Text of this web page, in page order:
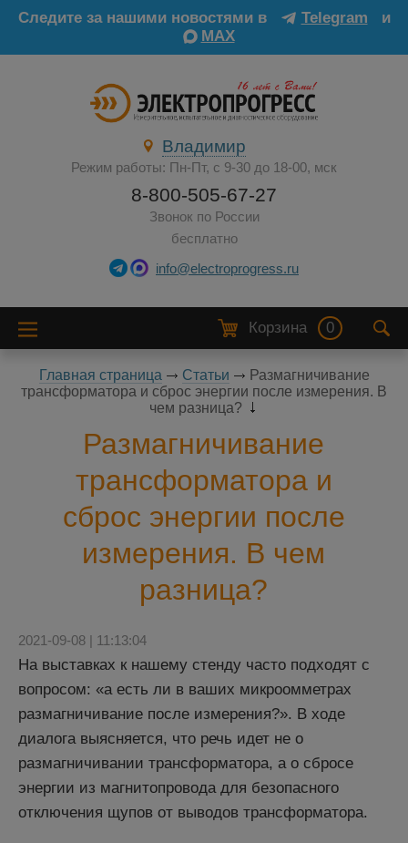
Следите за нашими новостями в Telegram
и
MAX
Владимир
Режим работы: Пн-Пт, с 9-30 до 18-00, мск
8-800-505-67-27
Звонок по России
бесплатно
info@electroprogress.ru
Корзина 0
Главная страница Статьи
Размагничивание
трансформатора и сброс энергии после измерения. В
чем разница?
Размагничивание
трансформатора и
сброс энергии после
измерения. В чем
разница?
2021-09-08 | 11:13:04
На выставках к нашему стенду часто подходят с
вопросом: «а есть ли в ваших микроомметрах
размагничивание после измерения?». В ходе
диалога выясняется, что речь идет не о
размагничивании трансформатора, а о сбросе
энергии из магнитопровода для безопасного
отключения щупов от выводов трансформатора.